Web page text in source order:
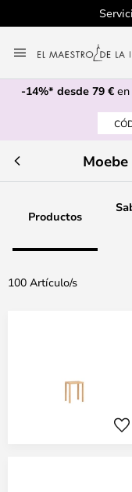
al
contenido
-14%* desde 79 €en
Productos
100 Artículo/s